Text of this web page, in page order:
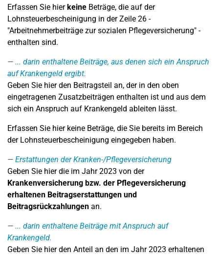
Erfassen Sie hierkeine Beträge, die auf der
Lohnsteuerbescheinigung in der Zeile 26 -
"Arbeitnehmerbeiträge zur sozialen Pflegeversicherung" -
enthalten sind.
... darin enthaltene Beiträge, aus denen sich ein Anspruch
auf Krankengeld ergibt.
Geben Sie hier den Beitragsteil an, der in den oben
eingetragenen Zusatzbeiträgen enthalten ist und aus dem
sich ein Anspruch auf Krankengeld ableiten lässt.
Erfassen Sie hier keine Beträge, die Sie bereits im Bereich
der Lohnsteuerbescheinigung eingegeben haben.
Erstattungen der Kranken-/Pflegeversicherung
Geben Sie hier die im Jahr 2023 von der
Krankenversicherung bzw. der Pflegeversicherung
erhaltenen Beitragserstattungen und
Beitragsrückzahlungen an.
... darin enthaltene Beiträge mit Anspruch auf
Krankengeld.
Geben Sie hier den Anteil an den im Jahr 2023 erhaltenen